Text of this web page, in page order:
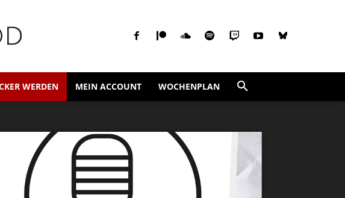
WERDEN MEIN ACCOUNT WOCHENPLAN